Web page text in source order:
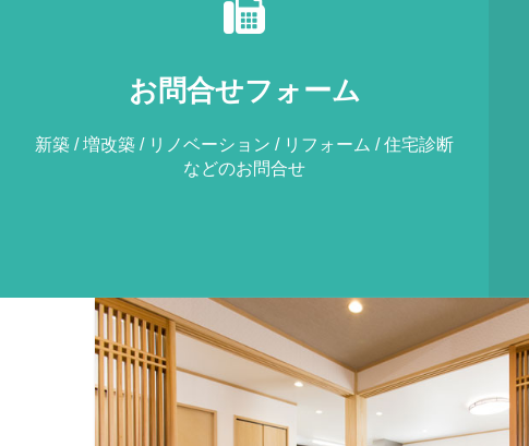
お問合せフォーム
新築 / 増改築 / リノベーション / リフォーム / 住宅診断
などのお問合せ